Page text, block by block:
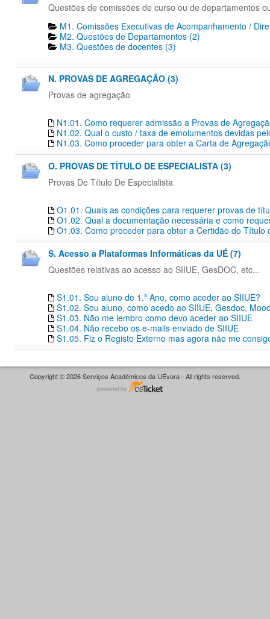
Questões de comissões de curso ou de departamentos
M1. Comissões Executivas de Acompanhamento /
M2. Questões de Departamentos​ (2)
M3. Questões de docentes​ (3)
N. PROVAS DE AGREGAÇÃO (3)
Provas de agregação
N1.01. Como requerer admissão a Provas de
N1.02. Qual o custo / taxa de emolumentos devidas
N1.03. Como proceder para obter a Carta de
O. PROVAS DE TÍTULO DE ESPECIALISTA (3)
Provas De Título De Especialista
O1.01. Quais as condições para requerer provas de
O1.02. Qual a documentação necessária e como
O1.03. Como proceder para obter a Certidão do Título
S. Acesso a Plataformas Informáticas da UÉ (7)
Questões relativas ao acesso ao SIIUE, GesDOC, etc...
S1.01. Sou aluno de 1.º Ano, como aceder ao SIIUE?
S1.02. Sou aluno, como acedo ao SIIUE, Gesdoc,
S1.03. Não me lembro como devo aceder ao SIIUE
S1.04. Não recebo os e-mails enviado de SIIUE
S1.05. Fiz o Registo Externo mas agora não me
Copyright © 2026 Serviços Académicos da UÉvora - All rights reserved.